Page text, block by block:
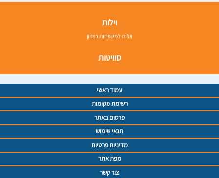
וילות
וילות למשפחות בצפון
סוויטות
עמוד ראשי
רשימת מקומות
פרסום באתר
תנאי שימוש
מדיניות פרטיות
מפת אתר
צור קשר